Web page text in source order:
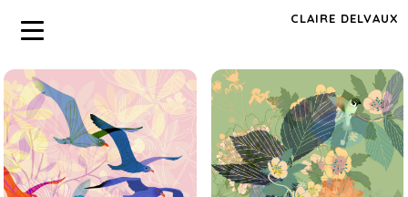
CLAIRE DELVAUX